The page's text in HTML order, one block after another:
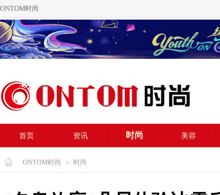
ONTOM时尚
首页 资讯 时尚 美容
ONTOM时尚 > 时尚